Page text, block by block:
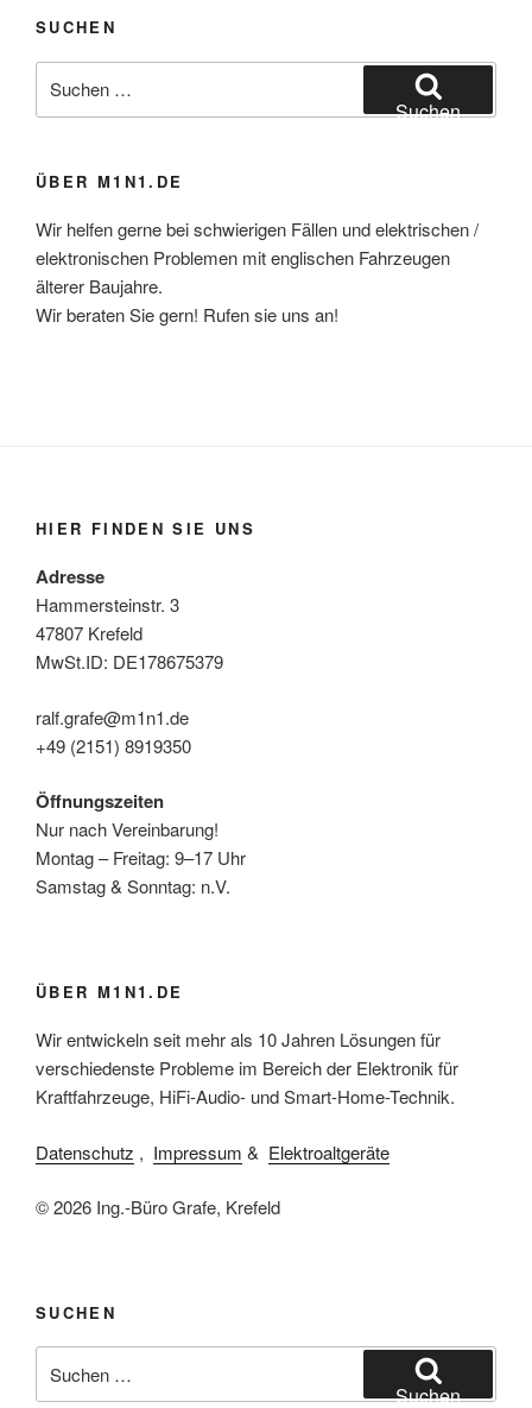
SUCHEN
nach:
Suchen
ÜBER M1N1.DE
Wir helfen gerne bei schwierigen Fällen und elektrischen /
elektronischen Problemen mit englischen Fahrzeugen
älterer Baujahre.
Wir beraten Sie gern! Rufen sie uns an!
HIER FINDEN SIE UNS
Adresse
Hammersteinstr. 3
47807 Krefeld
MwSt.ID: DE178675379
ralf.grafe@m1n1.de
+49 (2151) 8919350
Öffnungszeiten
Nur nach Vereinbarung!
Montag – Freitag: 9–17 Uhr
Samstag & Sonntag: n.V.
ÜBER M1N1.DE
Wir entwickeln seit mehr als 10 Jahren Lösungen für
verschiedenste Probleme im Bereich der Elektronik für
Kraftfahrzeuge, HiFi-Audio- und Smart-Home-Technik.
Datenschutz , Impressum & Elektroaltgeräte
© 2026 Ing.-Büro Grafe, Krefeld
SUCHEN
nach:
Suchen